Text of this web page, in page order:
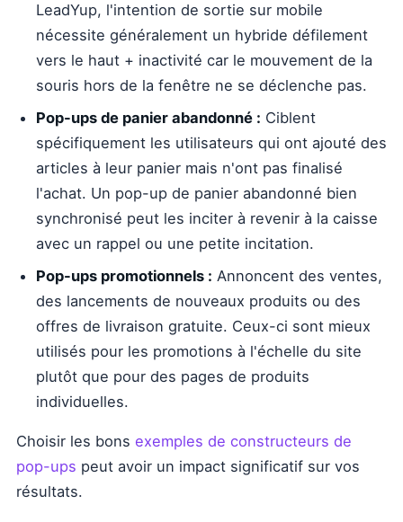
LeadYup, l'intention de sortie sur mobile
nécessite généralement un hybride défilement
vers le haut + inactivité car le mouvement de la
souris hors de la fenêtre ne se déclenche pas.
Pop-ups de panier abandonné : Ciblent
spécifiquement les utilisateurs qui ont ajouté des
articles à leur panier mais n'ont pas finalisé
l'achat. Un pop-up de panier abandonné bien
synchronisé peut les inciter à revenir à la caisse
avec un rappel ou une petite incitation.
Pop-ups promotionnels : Annoncent des ventes,
des lancements de nouveaux produits ou des
offres de livraison gratuite. Ceux-ci sont mieux
utilisés pour les promotions à l'échelle du site
plutôt que pour des pages de produits
individuelles.
Choisir les bons exemples de constructeurs de
pop-ups peut avoir un impact significatif sur vos
résultats.